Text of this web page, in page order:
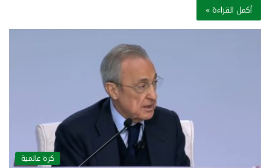
أكمل القراءة »
كرة عالمية